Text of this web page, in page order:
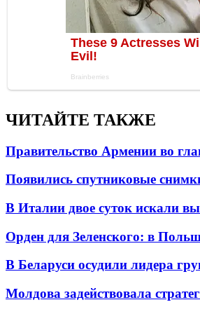
ЧИТАЙТЕ ТАКЖЕ
Правительство Армении во
Появились спутниковые
В Италии двое суток искали
Орден для Зеленского: в
В Беларуси осудили лидера
Молдова задействовала